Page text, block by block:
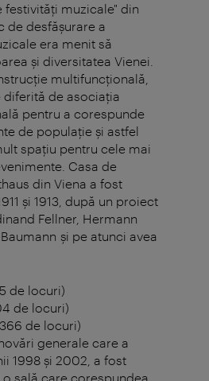
festivităţi muzicale" din
de desfăşurare a
era menit să
şi diversitatea Vienei.
multifuncţională,
diferită de asociaţia
pentru a corespunde
de populaţie şi astfel
spaţiu pentru cele mai
Casa de
din Viena a fost
şi 1913, după un proiect
Fellner, Hermann
şi pe atunci avea
de locuri)
de locuri)
de locuri)
generale care a
1998 şi 2002, a fost
sală care corespundea